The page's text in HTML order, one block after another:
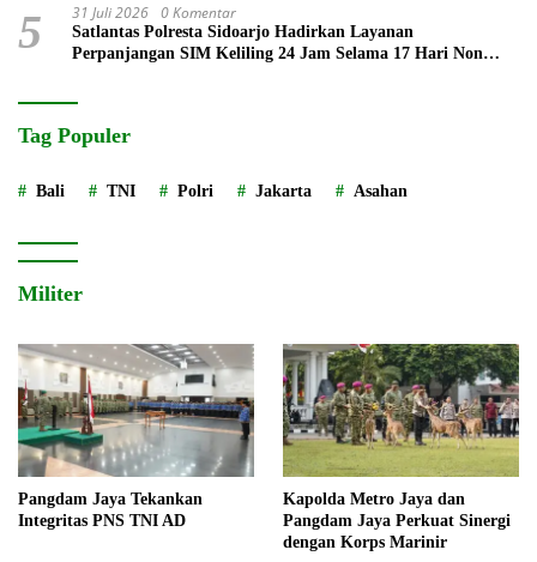
5 31 Juli 2026 0 Komentar
Satlantas Polresta Sidoarjo Hadirkan Layanan
Perpanjangan SIM Keliling 24 Jam Selama 17 Hari Non
Tag Populer
Bali TNI Polri Jakarta Asahan
Militer
Pangdam Jaya Tekankan
Integritas PNS TNI AD
Kapolda Metro Jaya dan
Pangdam Jaya Perkuat Sinergi
dengan Korps Marinir